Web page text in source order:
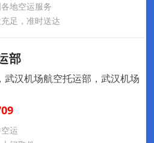
地空运服务
足，准时送达
部
武汉机场航空托运部，武汉机场
运